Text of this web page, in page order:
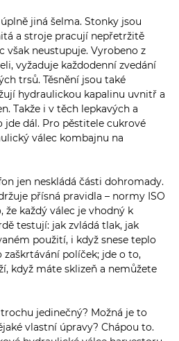
jiná šelma. Stonky jsou
a stroje pracují nepřetržitě
však neustupuje. Vyrobeno z
vyžaduje každodenní zvedání
trsů. Těsnění jsou také
hydraulickou kapalinu uvnitř a
Takže i v těch lepkavých a
dál. Pro pěstitele cukrové
válec kombajnu na
jen neskládá části dohromady.
přísná pravidla – normy ISO
že každý válec je vhodný k
testují: jak zvládá tlak, jak
použití, i když snese teplo
zaškrtávání políček; jde o to,
když máte sklizeň a nemůžete
jedinečný? Možná je to
vlastní úpravy? Chápou to.